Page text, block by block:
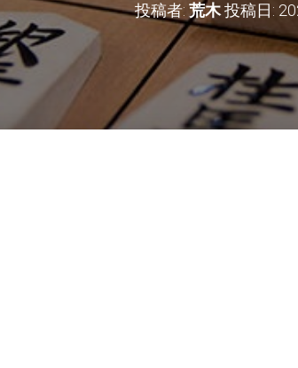
投稿者: 荒木投稿日: